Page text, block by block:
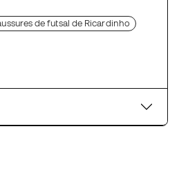
de futsal de Ricardinho